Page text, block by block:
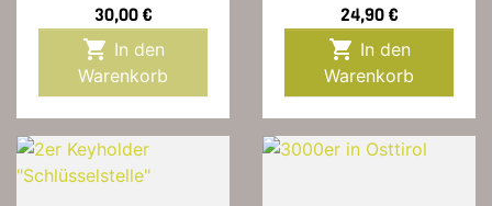
Preis
30,00 €

Warenkorb
Preis
24,90 €

Warenkorb